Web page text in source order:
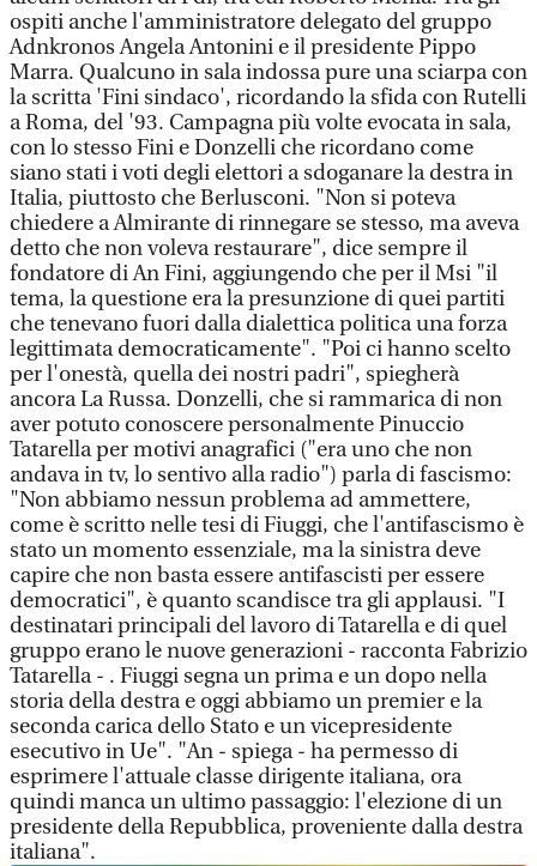
ospiti anche l'amministratore delegato del gruppo
Adnkronos Angela Antonini e il presidente Pippo
Marra. Qualcuno in sala indossa pure una sciarpa con
la scritta 'Fini sindaco', ricordando la sfida con Rutelli
a Roma, del '93. Campagna più volte evocata in sala,
con lo stesso Fini e Donzelli che ricordano come
siano stati i voti degli elettori a sdoganare la destra in
Italia, piuttosto che Berlusconi. "Non si poteva
chiedere a Almirante di rinnegare se stesso, ma aveva
detto che non voleva restaurare", dice sempre il
fondatore di An Fini, aggiungendo che per il Msi "il
tema, la questione era la presunzione di quei partiti
che tenevano fuori dalla dialettica politica una forza
legittimata democraticamente". "Poi ci hanno scelto
per l'onestà, quella dei nostri padri", spiegherà
ancora La Russa. Donzelli, che si rammarica di non
aver potuto conoscere personalmente Pinuccio
Tatarella per motivi anagrafici ("era uno che non
andava in tv, lo sentivo alla radio") parla di fascismo:
"Non abbiamo nessun problema ad ammettere,
come è scritto nelle tesi di Fiuggi, che l'antifascismo è
stato un momento essenziale, ma la sinistra deve
capire che non basta essere antifascisti per essere
democratici", è quanto scandisce tra gli applausi. "I
destinatari principali del lavoro di Tatarella e di quel
gruppo erano le nuove generazioni - racconta Fabrizio
Tatarella - . Fiuggi segna un prima e un dopo nella
storia della destra e oggi abbiamo un premier e la
seconda carica dello Stato e un vicepresidente
esecutivo in Ue". "An - spiega - ha permesso di
esprimere l'attuale classe dirigente italiana, ora
quindi manca un ultimo passaggio: l'elezione di un
presidente della Repubblica, proveniente dalla destra
italiana".